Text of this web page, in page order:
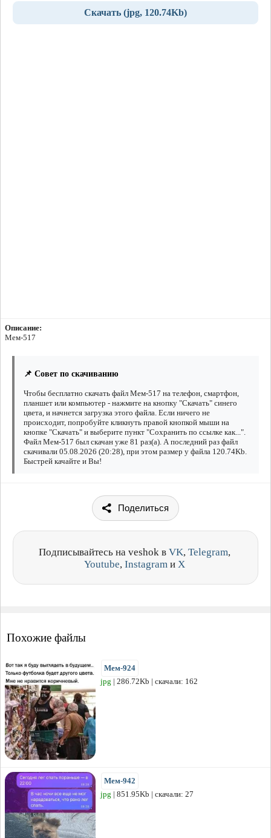
Скачать (jpg, 120.74Kb)
Описание:
Мем-517
📌 Совет по скачиванию
Чтобы бесплатно скачать файл Мем-517 на телефон, смартфон,
планшет или компьютер - нажмите на кнопку "Скачать" синего
цвета, и начнется загрузка этого файла. Если ничего не
происходит, попробуйте кликнуть правой кнопкой мыши на
кнопке "Скачать" и выберите пункт "Сохранить по ссылке как...".
Файл Мем-517 был скачан уже 81 раз(а). А последний раз файл
скачивали 05.08.2026 (20:28), при этом размер у файла 120.74Kb.
Быстрей качайте и Вы!
Поделиться
Подписывайтесь на veshok в VK, Telegram,
Youtube, Instagram и X
Похожие файлы
Мем-924
jpg | 286.72Kb | скачали: 162
Мем-942
jpg | 851.95Kb | скачали: 27